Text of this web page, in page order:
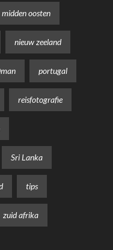
midden oosten
nieuw zeeland
portugal
reisfotografie
Sri Lanka
tips
zuid afrika